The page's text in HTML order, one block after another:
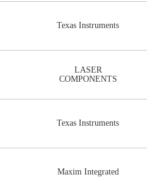
Texas Instruments
LASER
COMPONENTS
Texas Instruments
Maxim Integrated